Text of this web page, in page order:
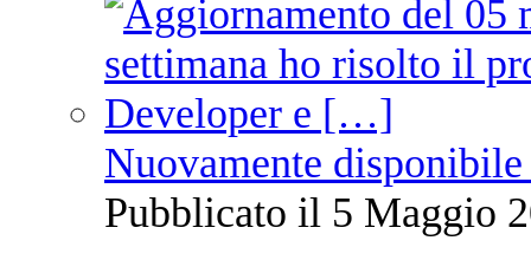
Nuovamente
Pubblicato il 5 Maggio